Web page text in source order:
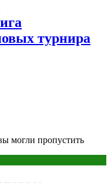
турнира
могли пропустить